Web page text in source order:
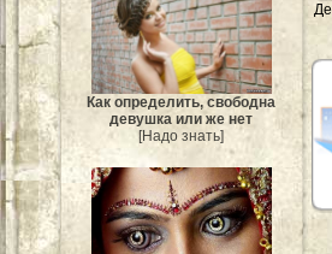
Как определить, свободна
девушка или же нет
[Надо знать]